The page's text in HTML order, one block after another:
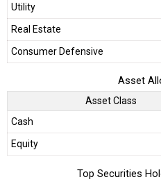
Utility
Real Estate
Consumer Defensive
Asset
Asset Class
Cash
Equity
Top Securities